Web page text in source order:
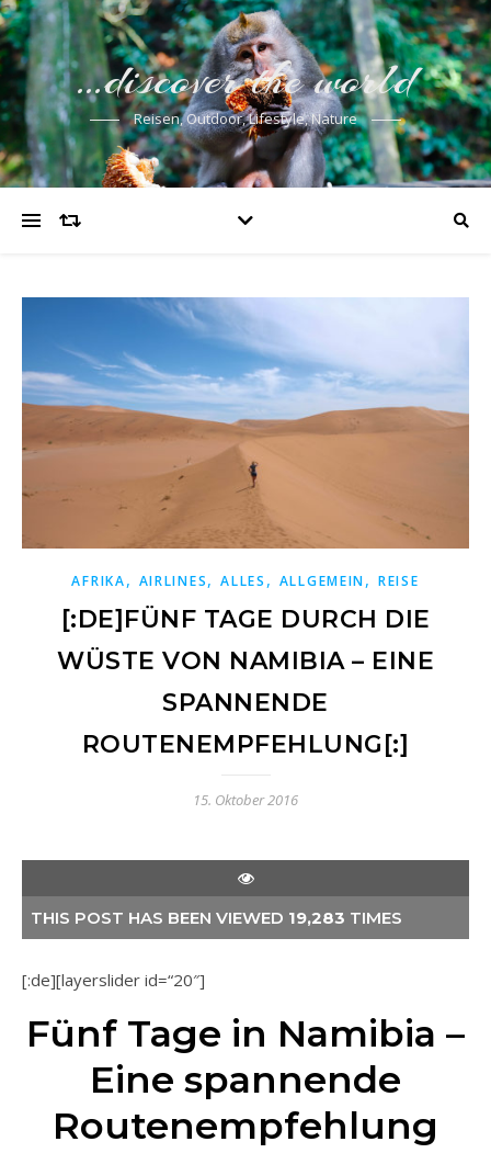
…discover the world
Reisen, Outdoor, Lifestyle, Nature
AFRIKA, AIRLINES,ALLES , ALLGEMEIN,REISE
[:DE]FÜNF TAGE DURCH DIE
WÜSTE VON NAMIBIA – EINE
SPANNENDE
ROUTENEMPFEHLUNG[:]
15. Oktober 2016
THIS POST HAS BEEN VIEWED 19,283 TIMES
[:de][layerslider id=“20″]
Fünf Tage in Namibia –
Eine spannende
Routenempfehlung